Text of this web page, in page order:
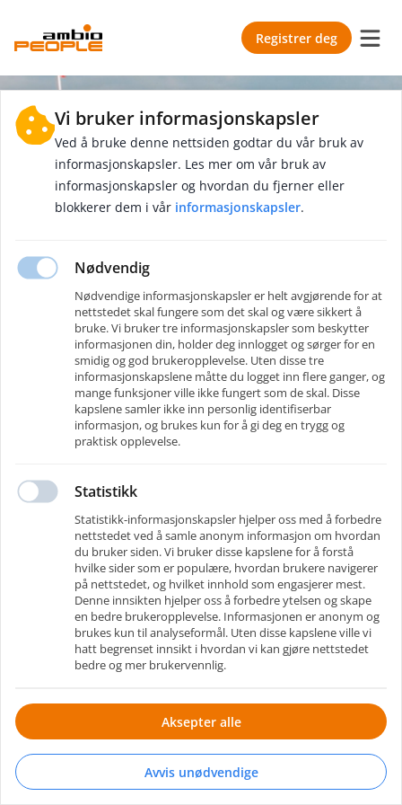
Registrer deg
Innlogging
Ny bruker Opprett en konto
*
Passord *
Husk meg
Logg inn
Eller logg inn med andre apper
Gå til bedriftsportalen Drevet av RecMan
Vi bruker informasjonskapsler
Ved å bruke denne nettsiden godtar du vår bruk av
informasjonskapsler. Les mer om vår bruk av
informasjonskapsler og hvordan du fjerner eller
blokkerer dem i vår informasjonskapsler.
Nødvendig
Nødvendige informasjonskapsler er helt avgjørende for at
nettstedet skal fungere som det skal og være sikkert å
bruke. Vi bruker tre informasjonskapsler som beskytter
informasjonen din, holder deg innlogget og sørger for en
smidig og god brukeropplevelse. Uten disse tre
informasjonskapslene måtte du logget inn flere ganger, og
mange funksjoner ville ikke fungert som de skal. Disse
kapslene samler ikke inn personlig identifiserbar
informasjon, og brukes kun for å gi deg en trygg og
praktisk opplevelse.
Statistikk
Statistikk-informasjonskapsler hjelper oss med å forbedre
nettstedet ved å samle anonym informasjon om hvordan
du bruker siden. Vi bruker disse kapslene for å forstå
hvilke sider som er populære, hvordan brukere navigerer
på nettstedet, og hvilket innhold som engasjerer mest.
Denne innsikten hjelper oss å forbedre ytelsen og skape
en bedre brukeropplevelse. Informasjonen er anonym og
brukes kun til analyseformål. Uten disse kapslene ville vi
hatt begrenset innsikt i hvordan vi kan gjøre nettstedet
bedre og mer brukervennlig.
Aksepter alle
Avvis unødvendige